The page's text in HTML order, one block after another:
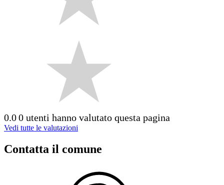
0.00 utenti hanno valutato questa pagina
Vedi tutte le valutazioni
Contatta il comune